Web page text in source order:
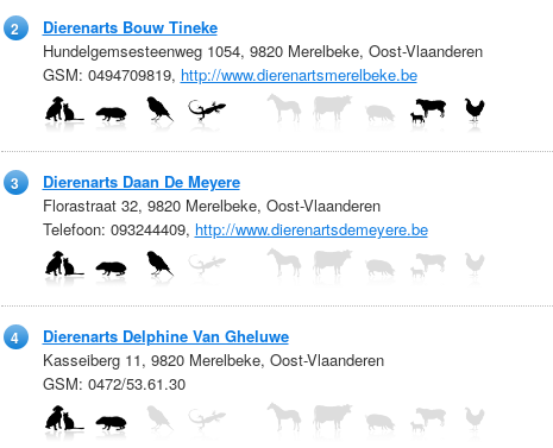
2 Dierenarts Bouw Tineke
Hundelgemsesteenweg 1054, 9820 Merelbeke, Oost-Vlaanderen
GSM: 0494709819, http://www.dierenartsmerelbeke.be
3 Dierenarts Daan De Meyere
Florastraat 32, 9820 Merelbeke, Oost-Vlaanderen
Telefoon: 093244409, http://www.dierenartsdemeyere.be
4 Dierenarts Delphine Van Gheluwe
Kasseiberg 11, 9820 Merelbeke, Oost-Vlaanderen
GSM: 0472/53.61.30